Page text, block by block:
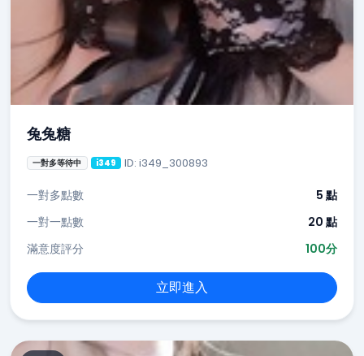
兔兔糖
一對多等待中 i349 ID: i349_300893
一對多點數
5 點
一對一點數
20 點
滿意度評分
100分
立即進入